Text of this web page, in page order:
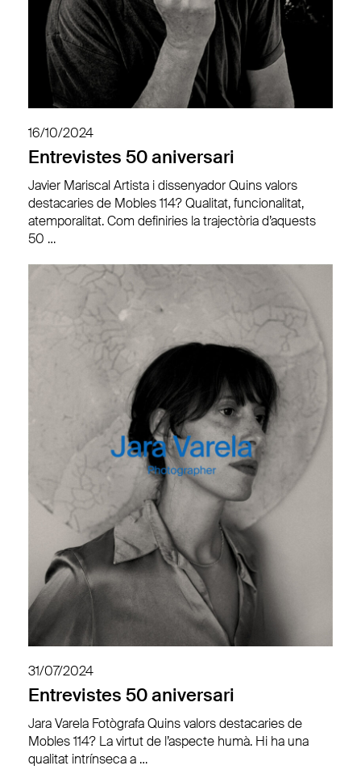
Entrevistes 50 aniversari
16/10/2024
Javier Mariscal Artista i dissenyador Quins valors
destacaries de Mobles 114? Qualitat, funcionalitat,
atemporalitat. Com definiries la trajectòria d’aquests
50 …
Entrevistes 50 aniversari
31/07/2024
Jara Varela Fotògrafa Quins valors destacaries de
Mobles 114? La virtut de l’aspecte humà. Hi ha una
qualitat intrínseca a …